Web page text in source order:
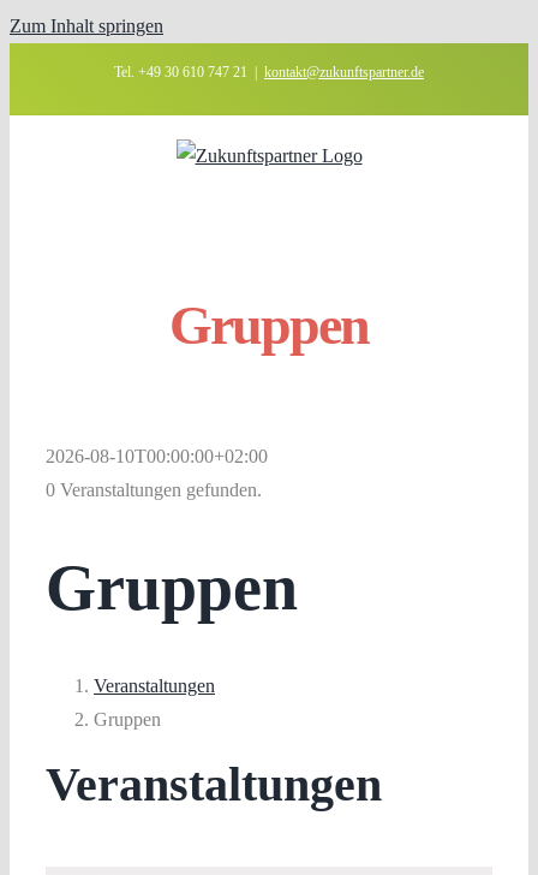
Zum Inhalt springen
Tel. +49 30 610 747 21 kontakt@zukunftspartner.de
Gruppen
2026-08-10T00:00:00+02:00
0 Veranstaltungen gefunden.
Gruppen
Veranstaltungen
Gruppen
Veranstaltungen